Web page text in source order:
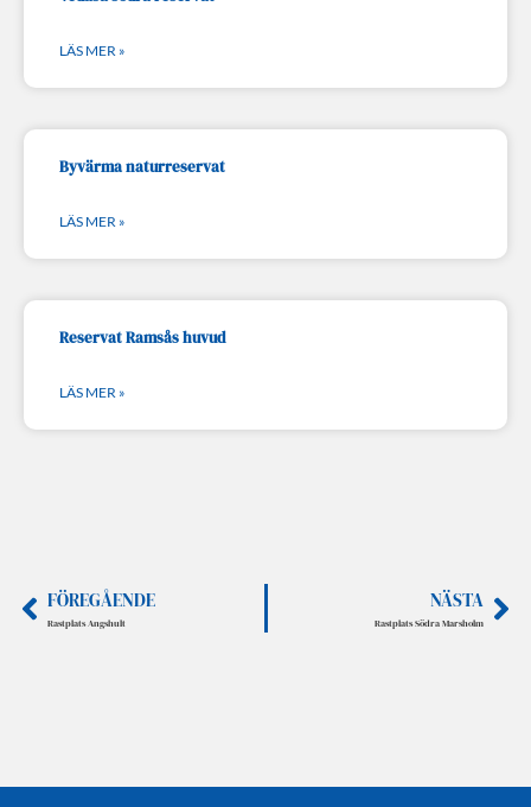
LÄS MER »
Byvärma naturreservat
LÄS MER »
Reservat Ramsås huvud
LÄS MER »
Föregående
FÖREGÅENDE
Rastplats Angshult
NÄSTA
Rastplats Södra Marsholm